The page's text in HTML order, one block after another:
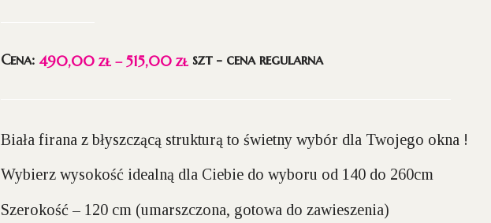
Cena: 490,00 zł–515,00 zł szt - cena regularna
Biała firana z błyszczącą strukturą to świetny wybór dla Twojego okna !
Wybierz wysokość idealną dla Ciebie do wyboru od 140 do 260cm
Szerokość – 120 cm (umarszczona, gotowa do zawieszenia)